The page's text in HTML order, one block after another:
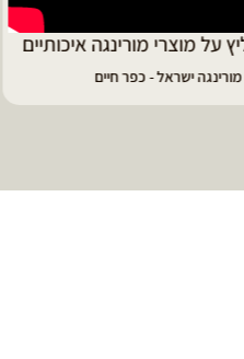
דיוויד ממליץ על טבליות מורינגה
הפסקתי לסבול מהתקפי גאוט ודלקות